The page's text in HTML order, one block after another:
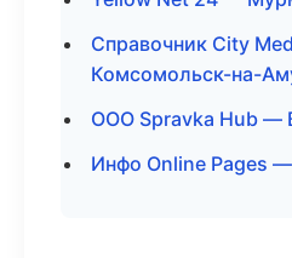
Справочник City
Комсомольск-на-
ООО Spravka Hub —
Инфо Online Pages